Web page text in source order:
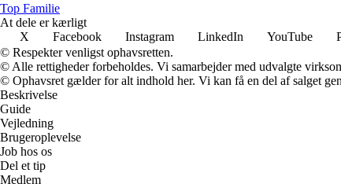
Top Familie
At dele er kærligt
X
Facebook Instagram LinkedIn YouTube
© Respekter venligst ophavsretten.
© Alle rettigheder forbeholdes. Vi samarbejder med udvalgte
© Ophavsret gælder for alt indhold her. Vi kan få en del af salget
Beskrivelse
Guide
Vejledning
Brugeroplevelse
Job hos os
Del et tip
Medlem